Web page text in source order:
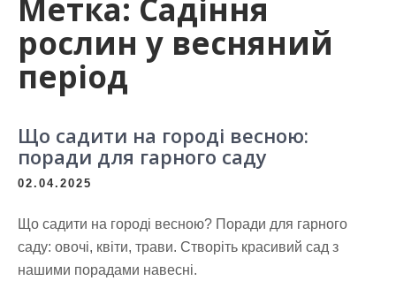
Метка: Садіння
рослин у весняний
період
Що садити на городі весною:
поради для гарного саду
02.04.2025
Що садити на городі весною? Поради для гарного
саду: овочі, квіти, трави. Створіть красивий сад з
нашими порадами навесні.